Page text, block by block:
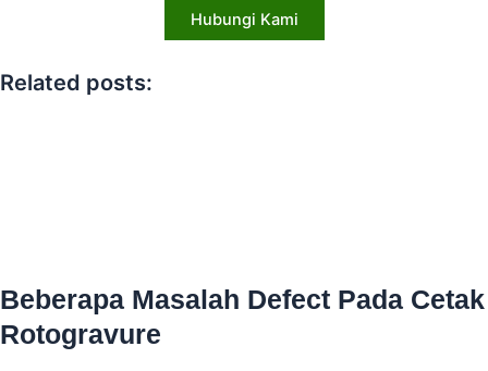
Hubungi Kami
Related posts:
Beberapa Masalah Defect Pada Cetak
Rotogravure